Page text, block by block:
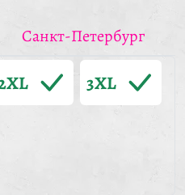
Санкт-Петербург
3XL